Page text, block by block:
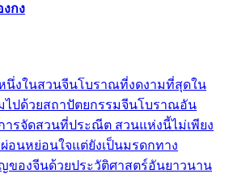
กง
นึ่งในสวนจีนโบราณที่งดงามที่สุดใน
มไปด้วยสถาปัตยกรรมจีนโบราณอัน
ารจัดสวนที่ประณีต สวนแห่งนี้ไม่เพียง
อนหย่อนใจแต่ยังเป็นมรดกทาง
องจีนด้วยประวัติศาสตร์อันยาวนาน